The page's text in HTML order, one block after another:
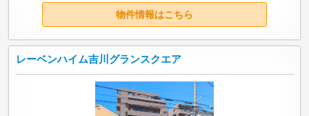
物件情報はこちら
レーベンハイム吉川グランスクエア